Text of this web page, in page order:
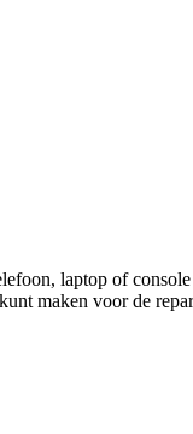
laptop of
maken voor de